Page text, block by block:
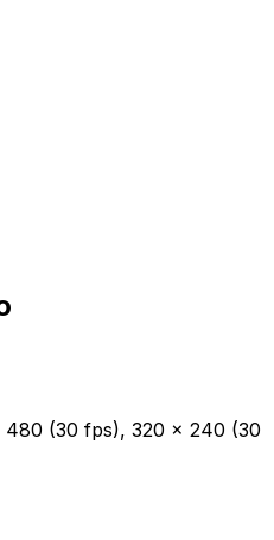
(30 fps), 320 x 240 (30